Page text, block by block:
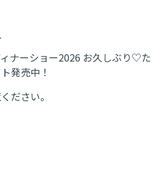
ィナーショー2026 お久しぶり♡た
発売中！
ださい。